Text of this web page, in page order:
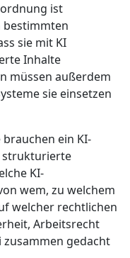
ist
bestimmten
sie mit KI
Inhalte
müssen außerdem
sie einsetzen
ein KI-
strukturierte
KI-
wem, zu welchem
welcher rechtlichen
Arbeitsrecht
gedacht